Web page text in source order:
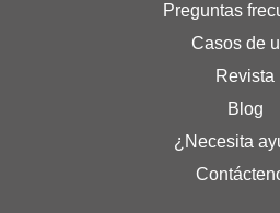
Preguntas
Casos de
Revista
Blog
¿Necesita